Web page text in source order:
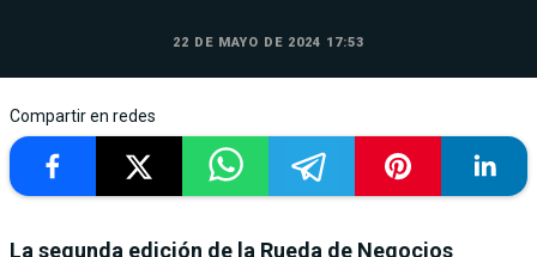
22 DE MAYO DE 2024 17:53
Compartir en redes
La segunda edición de la Rueda de Negocios